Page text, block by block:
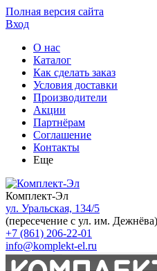
Полная версия сайта
Вход
О нас
Каталог
Как сделать заказ
Условия доставки
Производители
Акции
Партнёрам
Соглашение
Контакты
Еще
Комплект-Эл
ул. Уральская, 134/5
(пересечение с ул. им. Дежнёва)
+7 (861) 206-22-01
info@komplekt-el.ru